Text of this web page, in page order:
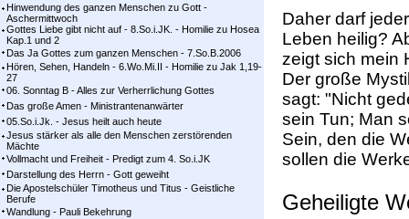
Hinwendung des ganzen Menschen zu Gott -
Aschermittwoch
Gottes Liebe gibt nicht auf - 8.So.i.JK. - Homilie zu Hosea
Kap.1 und 2
Das Ja Gottes zum ganzen Menschen - 7.So.B.2006
Hören, Sehen, Handeln - 6.Wo.Mi.II - Homilie zu Jak 1,19-
27
06. Sonntag B - Alles zur Verherrlichung Gottes
Das große Amen - Ministrantenanwärter
05.So.i.Jk. - Jesus heilt auch heute
Jesus stärker als alle den Menschen zerstörenden
Mächte
Vollmacht und Freiheit - Predigt zum 4. So.i.JK
Darstellung des Herrn - Gott geweiht
Die Apostelschüler Timotheus und Titus - Geistliche
Berufe
Wandlung - Pauli Bekehrung
Daher darf
Leben heilig?
zeigt sich mein
Der große
sagt: "Nicht
sein Tun; Man
Sein, den die
sollen die
Geheiligte